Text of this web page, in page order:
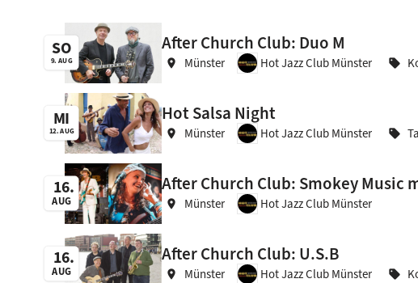
SO
9. AUG
After Church Club: Duo M
location_on Münster Hot Jazz Club Münster sell
MI
12. AUG
Hot Salsa Night
location_on Münster Hot Jazz Club Münster sell
16
AUG
After Church Club: Smokey Music
location_on Münster Hot Jazz Club Münster
16
AUG
After Church Club: U.S.B
location_on Münster Hot Jazz Club Münster sell